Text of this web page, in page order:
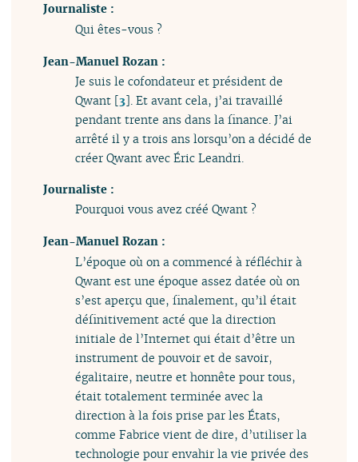
Journaliste :
Qui êtes-vous ?
Jean-Manuel Rozan :
Je suis le cofondateur et président de
Qwant [3]. Et avant cela, j’ai travaillé
pendant trente ans dans la finance. J’ai
arrêté il y a trois ans lorsqu’on a décidé de
créer Qwant avec Éric Leandri.
Journaliste :
Pourquoi vous avez créé Qwant ?
Jean-Manuel Rozan :
L’époque où on a commencé à réfléchir à
Qwant est une époque assez datée où on
s’est aperçu que, finalement, qu’il était
définitivement acté que la direction
initiale de l’Internet qui était d’être un
instrument de pouvoir et de savoir,
égalitaire, neutre et honnête pour tous,
était totalement terminée avec la
direction à la fois prise par les États,
comme Fabrice vient de dire, d’utiliser la
technologie pour envahir la vie privée des